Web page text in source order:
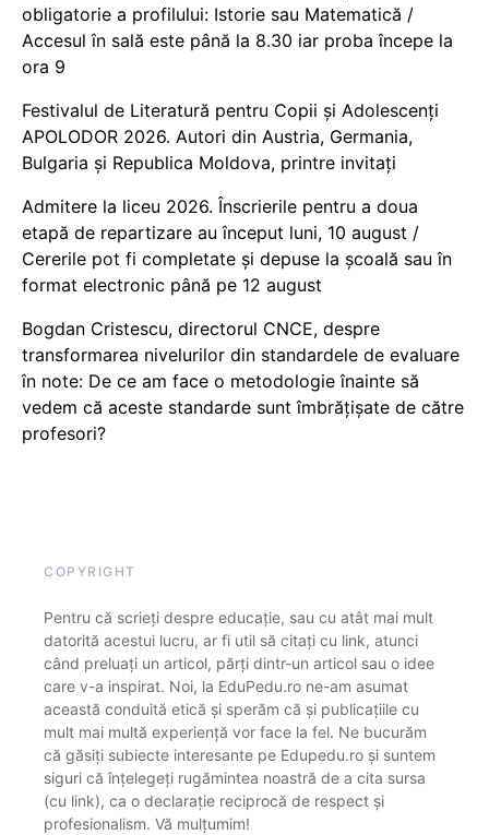
obligatorie a profilului: Istorie sau Matematică /
Accesul în sală este până la 8.30 iar proba începe la
ora 9
Festivalul de Literatură pentru Copii și Adolescenți
APOLODOR 2026. Autori din Austria, Germania,
Bulgaria și Republica Moldova, printre invitați
Admitere la liceu 2026. Înscrierile pentru a doua
etapă de repartizare au început luni, 10 august /
Cererile pot fi completate și depuse la școală sau în
format electronic până pe 12 august
Bogdan Cristescu, directorul CNCE, despre
transformarea nivelurilor din standardele de evaluare
în note: De ce am face o metodologie înainte să
vedem că aceste standarde sunt îmbrățișate de către
profesori?
COPYRIGHT
Pentru că scrieți despre educație, sau cu atât mai mult
datorită acestui lucru, ar fi util să citați cu link, atunci
când preluați un articol, părți dintr-un articol sau o idee
care v-a inspirat. Noi, la EduPedu.ro ne-am asumat
această conduită etică și sperăm că și publicațiile cu
mult mai multă experiență vor face la fel. Ne bucurăm
că găsiți subiecte interesante pe Edupedu.ro și suntem
siguri că înțelegeți rugămintea noastră de a cita sursa
(cu link), ca o declarație reciprocă de respect și
profesionalism. Vă mulțumim!